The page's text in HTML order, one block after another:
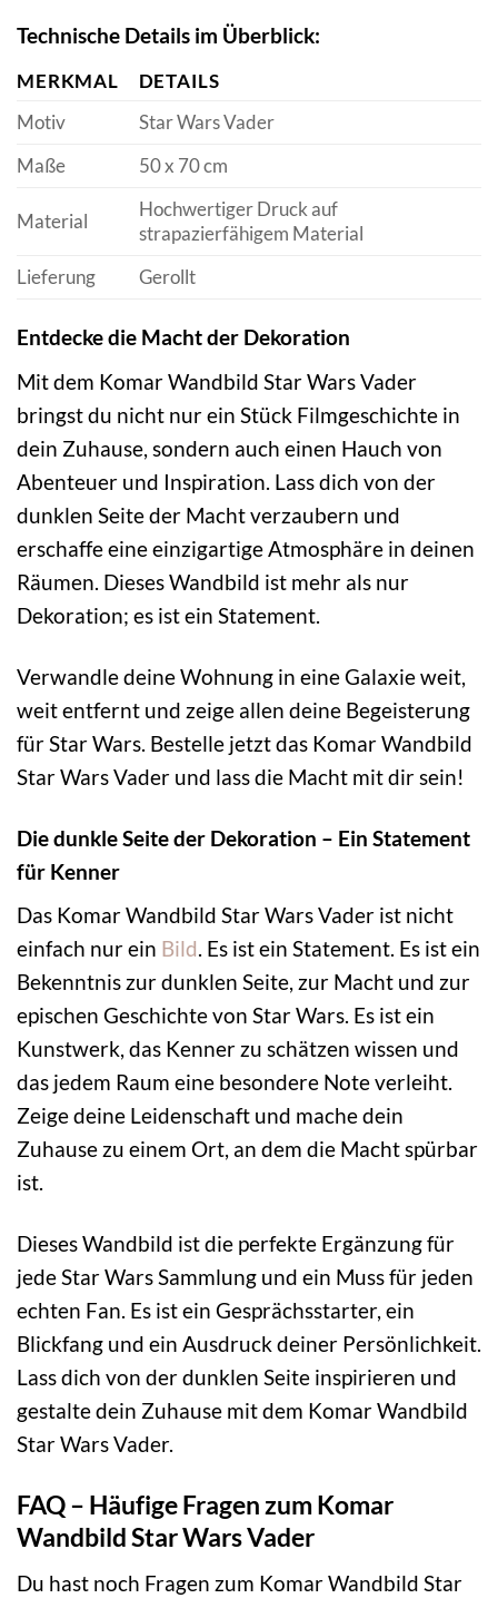
Technische Details im Überblick:
MERKMAL
DETAILS
Motiv
Star Wars Vader
Maße
50 x 70 cm
Material
Hochwertiger Druck auf
strapazierfähigem Material
Lieferung
Gerollt
Entdecke die Macht der Dekoration
Mit dem Komar Wandbild Star Wars Vader
bringst du nicht nur ein Stück Filmgeschichte in
dein Zuhause, sondern auch einen Hauch von
Abenteuer und Inspiration. Lass dich von der
dunklen Seite der Macht verzaubern und
erschaffe eine einzigartige Atmosphäre in deinen
Räumen. Dieses Wandbild ist mehr als nur
Dekoration; es ist ein Statement.
Verwandle deine Wohnung in eine Galaxie weit,
weit entfernt und zeige allen deine Begeisterung
für Star Wars. Bestelle jetzt das Komar Wandbild
Star Wars Vader und lass die Macht mit dir sein!
Die dunkle Seite der Dekoration – Ein Statement
für Kenner
Das Komar Wandbild Star Wars Vader ist nicht
einfach nur ein Bild. Es ist ein Statement. Es ist ein
Bekenntnis zur dunklen Seite, zur Macht und zur
epischen Geschichte von Star Wars. Es ist ein
Kunstwerk, das Kenner zu schätzen wissen und
das jedem Raum eine besondere Note verleiht.
Zeige deine Leidenschaft und mache dein
Zuhause zu einem Ort, an dem die Macht spürbar
ist.
Dieses Wandbild ist die perfekte Ergänzung für
jede Star Wars Sammlung und ein Muss für jeden
echten Fan. Es ist ein Gesprächsstarter, ein
Blickfang und ein Ausdruck deiner Persönlichkeit.
Lass dich von der dunklen Seite inspirieren und
gestalte dein Zuhause mit dem Komar Wandbild
Star Wars Vader.
FAQ – Häufige Fragen zum Komar
Wandbild Star Wars Vader
Du hast noch Fragen zum Komar Wandbild Star